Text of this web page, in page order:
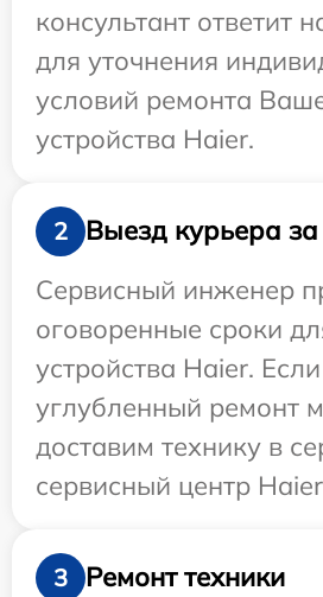
консультант ответит
для уточнения
условий ремонта
устройства Haier.
2
Выезд курьера
Сервисный инженер
оговоренные сроки
устройства Haier.
углубленный ремонт
доставим технику в
сервисный центр
3 Ремонт техники